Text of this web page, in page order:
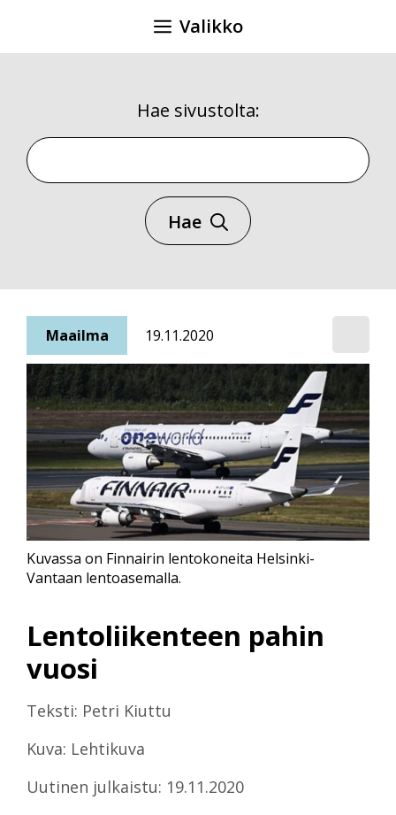
Valikko
Hae sivustolta:
Hae sivustolta
Hae
Maailma 19.11.2020
Lentoliikenteen pahin
vuosi
Teksti: Petri Kiuttu
Kuva: Lehtikuva
Uutinen julkaistu: 19.11.2020
Kuvassa on Finnairin lentokoneita Helsinki-
Vantaan lentoasemalla.